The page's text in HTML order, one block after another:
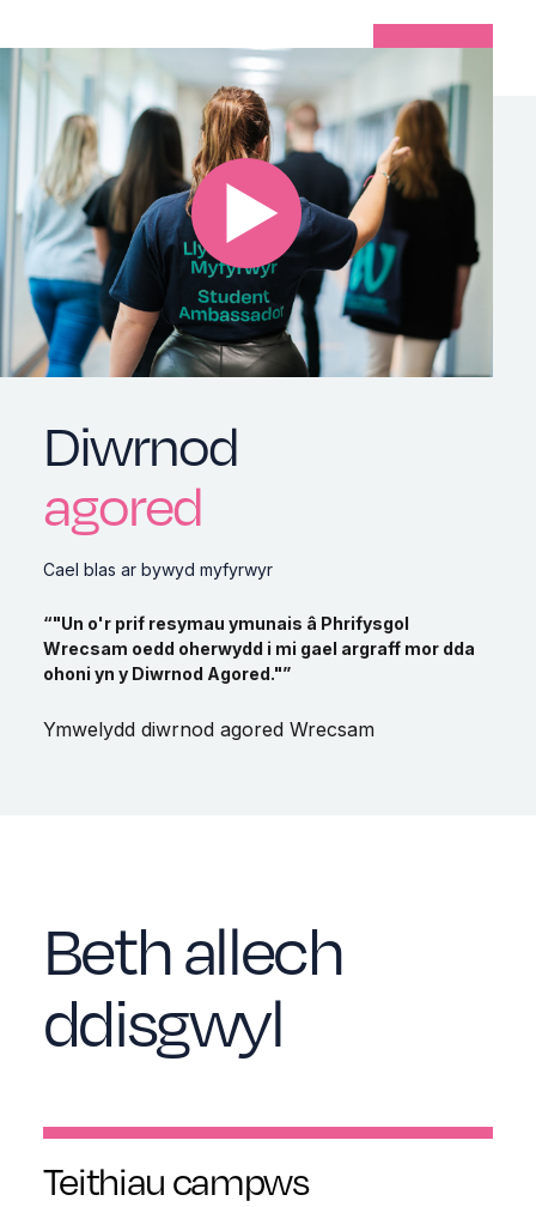
Diwrnod
agored
Cael blas ar bywyd myfyrwyr
“"Un o'r prif resymau ymunais â Phrifysgol
Wrecsam oedd oherwydd i mi gael argraff mor dda
ohoni yn y Diwrnod Agored."”
Ymwelydd diwrnod agored Wrecsam
Beth allech
ddisgwyl
Teithiau campws